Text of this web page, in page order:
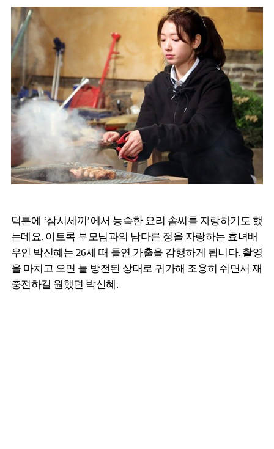
덕분에 ‘삼시세끼’에서 능숙한 요리 솜씨를 자랑하기도 했
는데요. 이토록 부모님과의 남다른 정을 자랑하는 효녀배
우인 박신혜는 26세 때 돌연 가출을 감행하게 됩니다. 촬영
을 마치고 오면 늘 방전된 상태로 귀가해 조용히 쉬면서 재
충전하길 원했던 박신혜.